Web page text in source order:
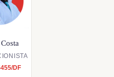
DF